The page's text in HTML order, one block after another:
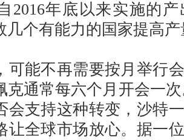
2016年底以来实施的
几个有能力的国家提高
能不再需要按月举行会
克通常每六个月开会一
会支持这种转变，沙特
让全球市场放心。据一